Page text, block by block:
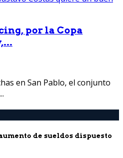
por la Copa
en San Pablo, el conjunto
de sueldos dispuesto